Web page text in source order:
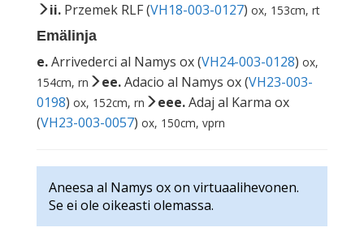
ii. Przemek RLF (VH18-003-0127) ox, 153cm, rt
Emälinja
e.Arrivederci al Namys ox (VH24-003-0128) ox,
154cm, rn
ee.Adacio al Namys ox (VH23-003-
0198) ox, 152cm, rn eee.Adaj al Karma ox
(VH23-003-0057) ox, 150cm, vprn
Aneesa al Namys ox on virtuaalihevonen.
Se ei ole oikeasti olemassa.